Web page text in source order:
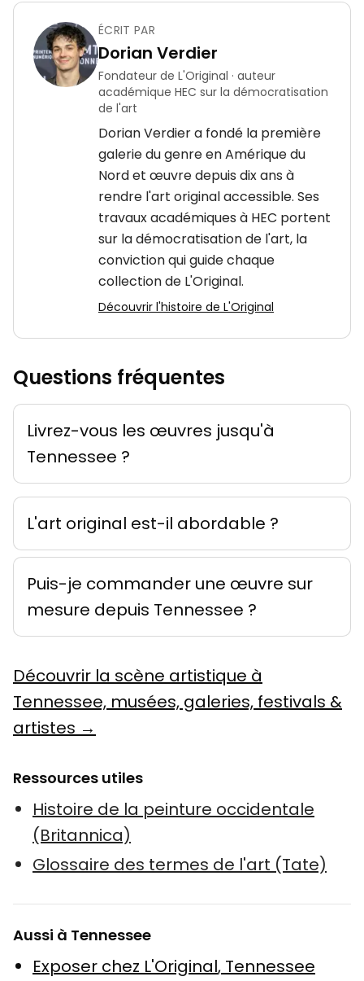
ÉCRIT PAR
Dorian Verdier
Fondateur de L'Original · auteur
académique HEC sur la démocratisation
de l'art
Dorian Verdier a fondé la première
galerie du genre en Amérique du
Nord et œuvre depuis dix ans à
rendre l'art original accessible. Ses
travaux académiques à HEC portent
sur la démocratisation de l'art, la
conviction qui guide chaque
collection de L'Original.
Découvrir l'histoire de L'Original
Questions fréquentes
Livrez-vous les œuvres jusqu'à
Tennessee ?
L'art original est-il abordable ?
Puis-je commander une œuvre sur
mesure depuis Tennessee ?
Découvrir la scène artistique à
Tennessee, musées, galeries, festivals &
artistes →
Ressources utiles
Histoire de la peinture occidentale
(Britannica)
Glossaire des termes de l'art (Tate)
Aussi à Tennessee
Exposer chez L'Original, Tennessee